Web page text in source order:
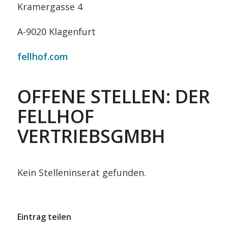
Kramergasse 4
A-9020 Klagenfurt
fellhof.com
OFFENE STELLEN: DER
FELLHOF
VERTRIEBSGMBH
Kein Stelleninserat gefunden.
Eintrag teilen